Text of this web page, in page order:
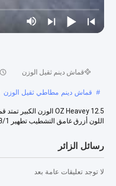
قماش دينم ثقيل الوزن
# قماش دينم مطاطي ثقيل الوزن
اللون أزرق غامق التشطيب تطهير 3/1 RHT اعمال بناء 57.5٪ ك ، 39.5٪ ...
رسائل الزائر
لا توجد تعليقات عامة بعد